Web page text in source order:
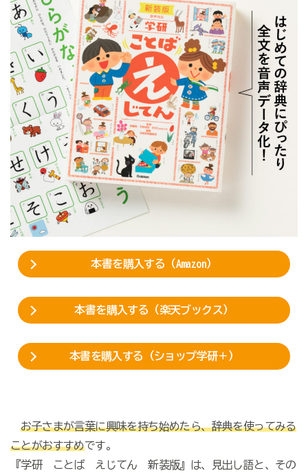
本書を購入する（Amazon）
本書を購入する（楽天ブックス）
本書を購入する（ショップ学研＋）
お子さまが言葉に興味を持ち始めたら、辞典を使ってみる
ことがおすすめです。
『学研 ことば えじてん 新装版』は、見出し語と、その